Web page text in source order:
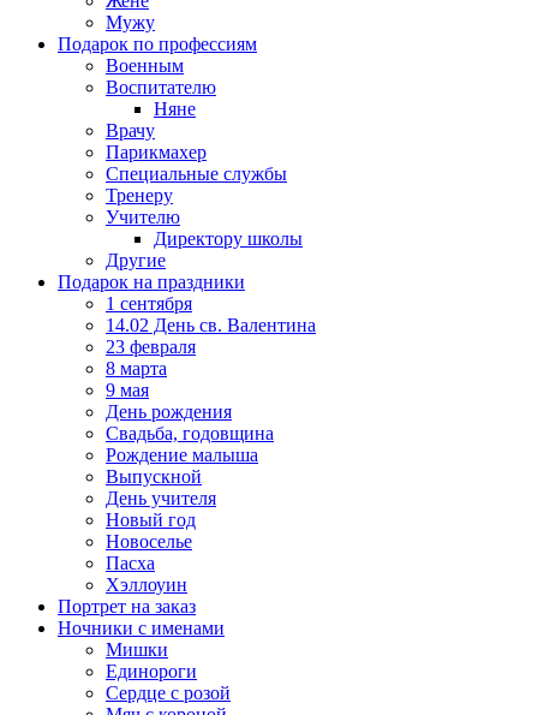
Мужу
Подарок по профессиям
Военным
Воспитателю
Няне
Врачу
Парикмахер
Специальные службы
Тренеру
Учителю
Директору школы
Другие
Подарок на праздники
1 сентября
14.02 День св. Валентина
23 февраля
8 марта
9 мая
День рождения
Свадьба, годовщина
Рождение малыша
Выпускной
День учителя
Новый год
Новоселье
Пасха
Хэллоуин
Портрет на заказ
Ночники с именами
Мишки
Единороги
Сердце с розой